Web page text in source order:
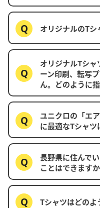
オリジナルのTシ
オリジナルTシャ
ーン印刷、転写
ん。どのように
ユニクロの「エ
に最適なTシャツ
長野県に住んで
ことはできます
Tシャツはどのよ